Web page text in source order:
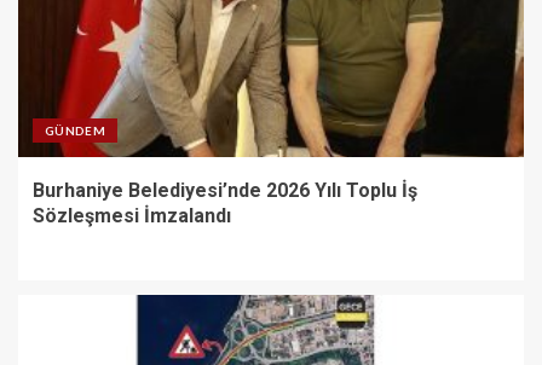
GÜNDEM
Burhaniye Belediyesi’nde 2026 Yılı Toplu İş
Sözleşmesi İmzalandı